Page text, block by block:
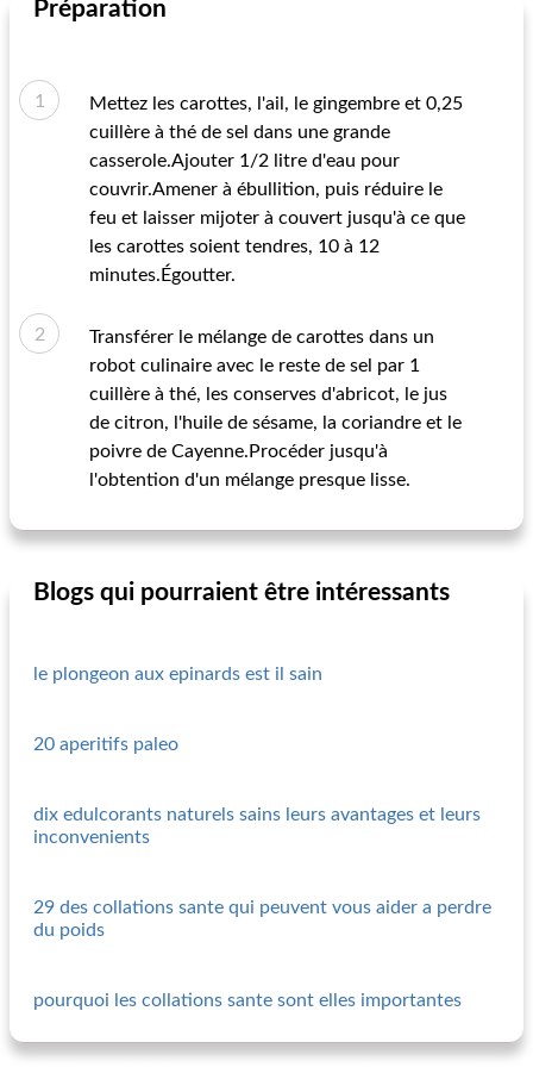
Préparation
Mettez les carottes, l'ail, le gingembre et 0,25
cuillère à thé de sel dans une grande
casserole.Ajouter 1/2 litre d'eau pour
couvrir.Amener à ébullition, puis réduire le
feu et laisser mijoter à couvert jusqu'à ce que
les carottes soient tendres, 10 à 12
minutes.Égoutter.
Transférer le mélange de carottes dans un
robot culinaire avec le reste de sel par 1
cuillère à thé, les conserves d'abricot, le jus
de citron, l'huile de sésame, la coriandre et le
poivre de Cayenne.Procéder jusqu'à
l'obtention d'un mélange presque lisse.
Blogs qui pourraient être intéressants
le plongeon aux epinards est il sain
20 aperitifs paleo
dix edulcorants naturels sains leurs avantages et leurs
inconvenients
29 des collations sante qui peuvent vous aider a perdre
du poids
pourquoi les collations sante sont elles importantes